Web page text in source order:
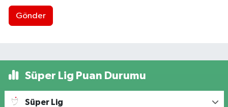
Gönder
Süper Lig Puan Durumu
Süper Lig